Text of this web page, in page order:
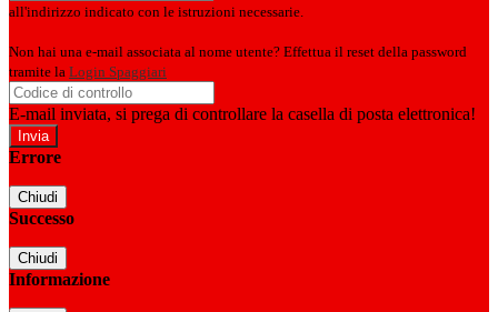
all'indirizzo indicato con le istruzioni necessarie.
Non hai una e-mail associata al nome utente? Effettua il reset della password
tramite la Login Spaggiari
E-mail inviata, si prega di controllare la casella di posta elettronica!
Errore
Chiudi
Successo
Chiudi
Informazione